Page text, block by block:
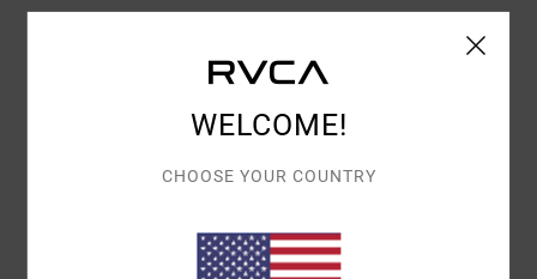
Recensioni dei clienti
PUNTEGGIO MEDIO
4.0
WELCOME!
CHOOSE YOUR COUNTRY